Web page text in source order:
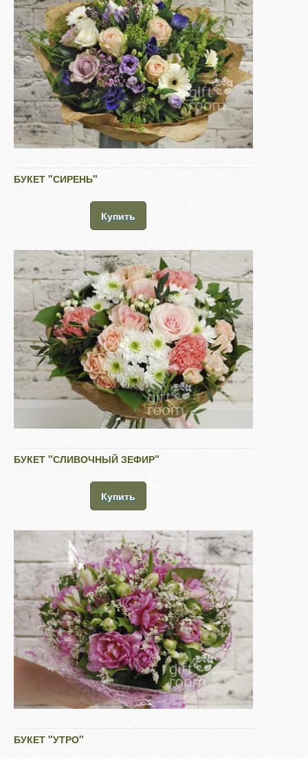
БУКЕТ "СИРЕНЬ"
Купить
БУКЕТ "СЛИВОЧНЫЙ ЗЕФИР"
Купить
БУКЕТ "УТРО"